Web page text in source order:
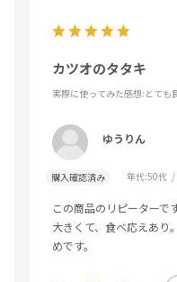
カツオのタタキ
実際に使ってみた感想:とても
ゆうりん
購入確認済み 年代:50代
この商品のリピーターです
大きくて、食べ応えあり
めです。